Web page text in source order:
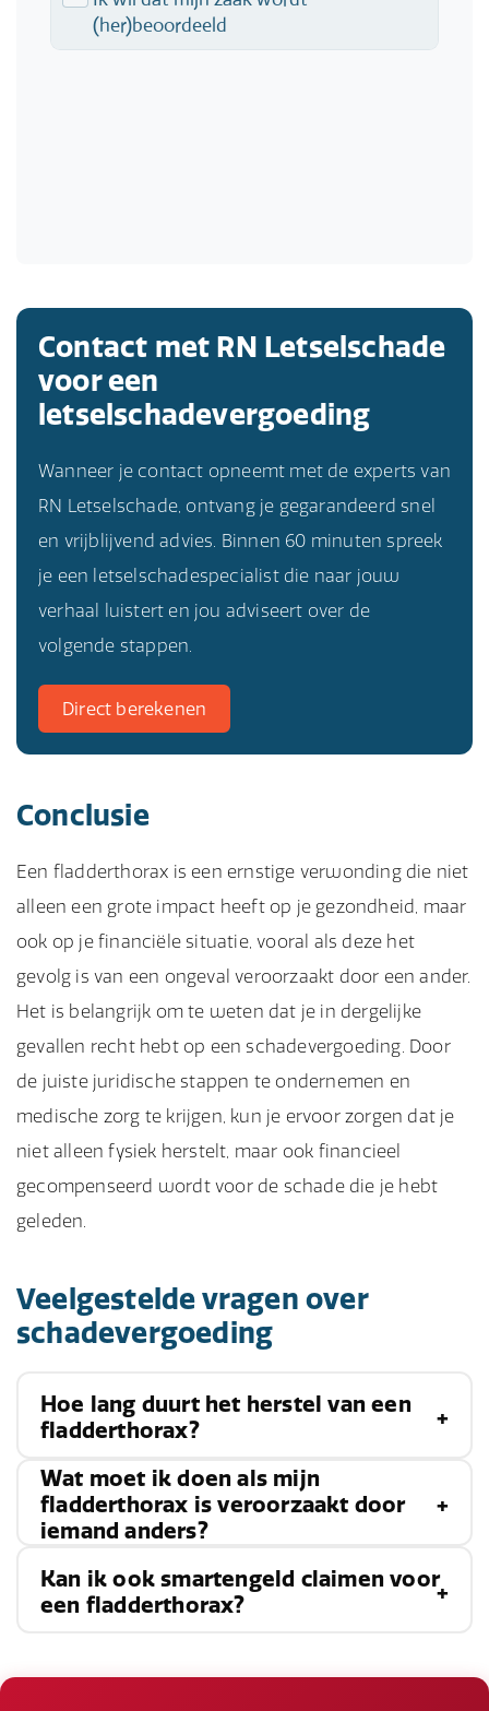
Contact met RN Letselschade
voor een
letselschadevergoeding
Wanneer je contact opneemt met de experts van
RN Letselschade, ontvang je gegarandeerd snel
en vrijblijvend advies. Binnen 60 minuten spreek
je een letselschadespecialist die naar jouw
verhaal luistert en jou adviseert over de
volgende stappen.
Direct berekenen
Conclusie
Een fladderthorax is een ernstige verwonding die niet
alleen een grote impact heeft op je gezondheid, maar
ook op je financiële situatie, vooral als deze het
gevolg is van een ongeval veroorzaakt door een ander.
Het is belangrijk om te weten dat je in dergelijke
gevallen recht hebt op een schadevergoeding. Door
de juiste juridische stappen te ondernemen en
medische zorg te krijgen, kun je ervoor zorgen dat je
niet alleen fysiek herstelt, maar ook financieel
gecompenseerd wordt voor de schade die je hebt
geleden.
Veelgestelde vragen over
schadevergoeding
Hoe lang duurt het herstel van een
fladderthorax?
Het herstel van een fladderthorax kan variëren
van enkele weken tot enkele maanden,
afhankelijk van de ernst van de verwonding en
de algehele gezondheid van de patiënt.
Wat moet ik doen als mijn
fladderthorax is veroorzaakt door
iemand anders?
Als je fladderthorax het gevolg is van de
nalatigheid van een ander, moet je zo snel
Kan ik ook smartengeld claimen voor
een fladderthorax?